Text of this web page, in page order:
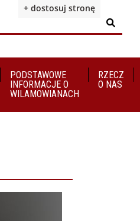
+ dostosuj stronę
125%

​​​​​​​PODSTAWOWE
INFORMACJE O
WILAMOWIANACH
RZECZ
O NAS